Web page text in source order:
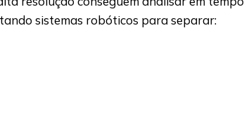
sistemas robóticos para separar: